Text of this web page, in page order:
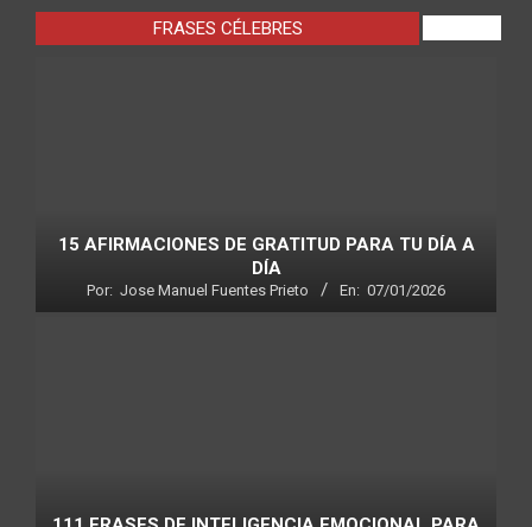
FRASES CÉLEBRES
15 AFIRMACIONES DE GRATITUD PARA TU DÍA A
DÍA
Por: Jose Manuel Fuentes Prieto En: 07/01/2026